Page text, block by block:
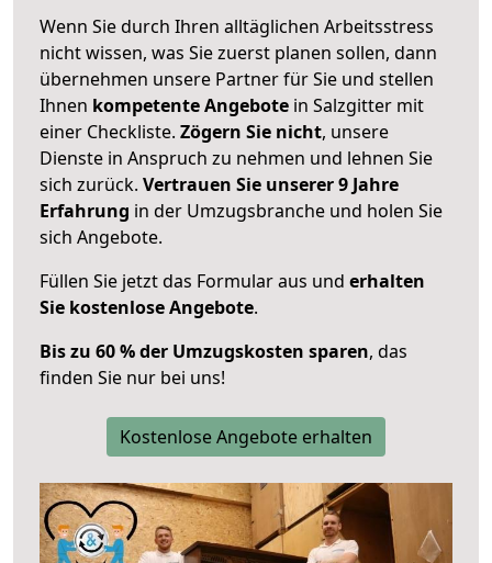
Wenn Sie durch Ihren alltäglichen Arbeitsstress
nicht wissen, was Sie zuerst planen sollen, dann
übernehmen unsere Partner für Sie und stellen
Ihnen kompetente Angebote in Salzgitter mit
einer Checkliste. Zögern Sie nicht, unsere
Dienste in Anspruch zu nehmen und lehnen Sie
sich zurück. Vertrauen Sie unserer 9 Jahre
Erfahrung in der Umzugsbranche und holen Sie
sich Angebote.
Füllen Sie jetzt das Formular aus und erhalten
Sie kostenlose Angebote.
Bis zu 60 % der Umzugskosten sparen, das
finden Sie nur bei uns!
Kostenlose Angebote erhalten